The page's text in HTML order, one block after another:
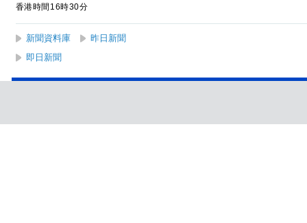
香港時間16時30分
新聞資料庫
昨日新聞
即日新聞